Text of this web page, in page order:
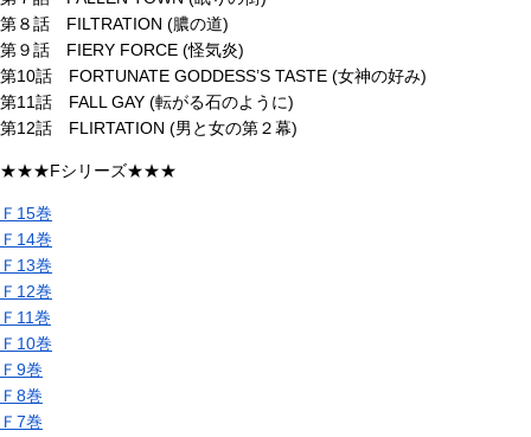
第８話 FILTRATION (膿の道)
第９話 FIERY FORCE (怪気炎)
第10話 FORTUNATE GODDESS’S TASTE (女神の好み)
第11話 FALL GAY (転がる石のように)
第12話 FLIRTATION (男と女の第２幕)
★★★Fシリーズ★★★
Ｆ15巻
Ｆ14巻
Ｆ13巻
Ｆ12巻
Ｆ11巻
Ｆ10巻
Ｆ9巻
Ｆ8巻
Ｆ7巻